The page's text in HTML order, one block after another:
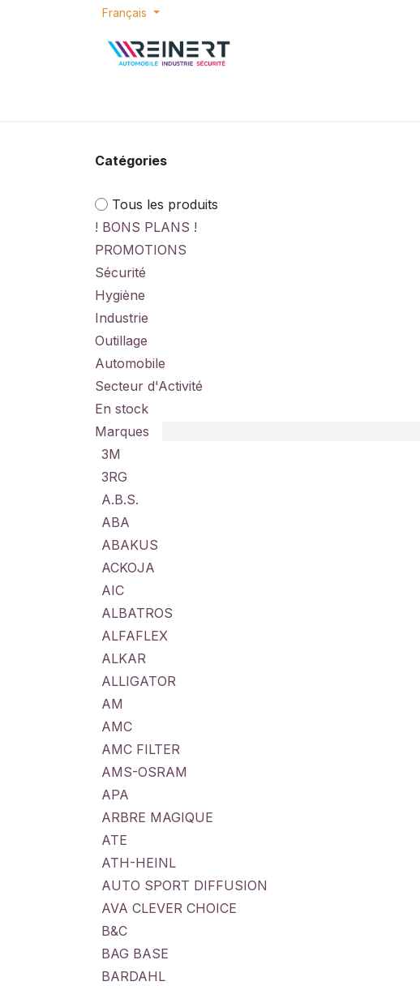
Se rendre au contenu
Français
Catégories
Tous les produits
! BONS PLANS !
PROMOTIONS
Sécurité
Hygiène
Industrie
Outillage
Automobile
Secteur d'Activité
En stock
Marques
3M
3RG
A.B.S.
ABA
ABAKUS
ACKOJA
AIC
ALBATROS
ALFAFLEX
ALKAR
ALLIGATOR
AM
AMC
AMC FILTER
AMS-OSRAM
APA
ARBRE MAGIQUE
ATE
ATH-HEINL
AUTO SPORT DIFFUSION
AVA CLEVER CHOICE
B&C
BAG BASE
BARDAHL